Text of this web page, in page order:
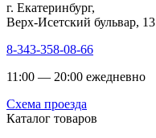
г. Екатеринбург,
Верх-Исетский бульвар, 13
8-343-358-08-66
11:00 — 20:00 ежедневно
Схема проезда
Каталог товаров